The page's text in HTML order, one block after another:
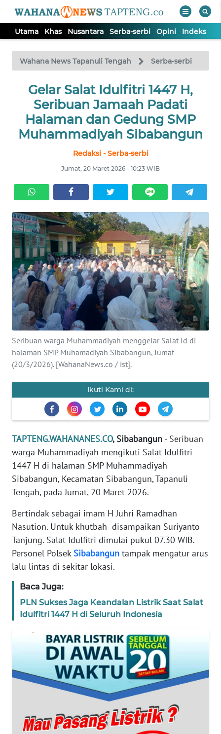
Utama Khas Nusantara Serba-serbi Opini Indeks
Wahana News Tapanuli Tengah Serba-serbi
Gelar Salat Idulfitri 1447 H,
Seribuan Jamaah Padati
Halaman dan Gedung SMP
Muhammadiyah Sibabangun
Redaksi - Serba-serbi
Jumat, 20 Maret 2026 - 10:23 WIB
Seribuan warga Muhammadiyah menggelar Salat Id di
halaman SMP Muhamadiyah Sibabangun, Jumat
(20/3/2026). [WahanaNews.co / ist].
Ikuti Kami di:
TAPTENG.WAHANANES.CO, Sibabangun - Seribuan
warga Muhammadiyah mengikuti Salat Idulfitri
1447 H di halaman SMP Muhammadiyah
Sibabangun, Kecamatan Sibabangun, Tapanuli
Tengah, pada Jumat, 20 Maret 2026.
Bertindak sebagai imam H Juhri Ramadhan
Nasution. Untuk khutbah disampaikan Suriyanto
Tanjung. Salat Idulfitri dimulai pukul 07.30 WIB.
Personel Polsek Sibabangun tampak mengatur arus
lalu lintas di sekitar lokasi.
Baca Juga:
PLN Sukses Jaga Keandalan Listrik Saat Salat
Idulfitri 1447 H di Seluruh Indonesia
TV
Tutup
UTAMA
KHAS
SERBI
OPINI
Informasi
INDEKS
BERITA
KONTAK
KAMI
INFO
IKLAN
TENTANG
SIBER
REDAKSI
KARIR
Wahana
News
Regional
WN
SUMUT
WN
JAKARTA
WN
WN
NTT